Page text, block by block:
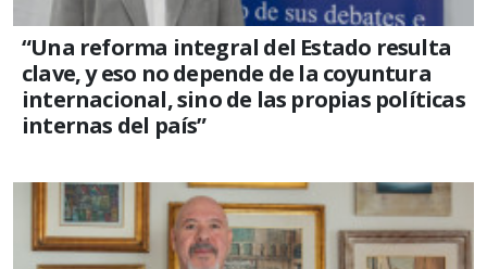
“Una reforma integral del Estado resulta
clave, y eso no depende de la coyuntura
internacional, sino de las propias políticas
internas del país”